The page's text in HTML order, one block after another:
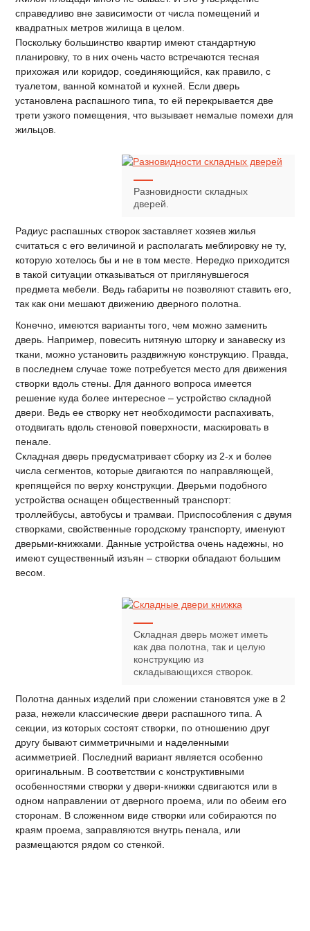
справедливо вне зависимости от числа помещений и
квадратных метров жилища в целом.
Поскольку большинство квартир имеют стандартную
планировку, то в них очень часто встречаются тесная
прихожая или коридор, соединяющийся, как правило, с
туалетом, ванной комнатой и кухней. Если дверь
установлена распашного типа, то ей перекрывается две
трети узкого помещения, что вызывает немалые помехи для
жильцов.
Разновидности складных
дверей.
Радиус распашных створок заставляет хозяев жилья
считаться с его величиной и располагать меблировку не ту,
которую хотелось бы и не в том месте. Нередко приходится
в такой ситуации отказываться от приглянувшегося
предмета мебели. Ведь габариты не позволяют ставить его,
так как они мешают движению дверного полотна.
Конечно, имеются варианты того, чем можно заменить
дверь. Например, повесить нитяную шторку и занавеску из
ткани, можно установить раздвижную конструкцию. Правда,
в последнем случае тоже потребуется место для движения
створки вдоль стены. Для данного вопроса имеется
решение куда более интересное – устройство складной
двери. Ведь ее створку нет необходимости распахивать,
отодвигать вдоль стеновой поверхности, маскировать в
пенале.
Складная дверь предусматривает сборку из 2-х и более
числа сегментов, которые двигаются по направляющей,
крепящейся по верху конструкции. Дверьми подобного
устройства оснащен общественный транспорт:
троллейбусы, автобусы и трамваи. Приспособления с двумя
створками, свойственные городскому транспорту, именуют
дверьми-книжками. Данные устройства очень надежны, но
имеют существенный изъян – створки обладают большим
весом.
Складная дверь может иметь
как два полотна, так и целую
конструкцию из
складывающихся створок.
Полотна данных изделий при сложении становятся уже в 2
раза, нежели классические двери распашного типа. А
секции, из которых состоят створки, по отношению друг
другу бывают симметричными и наделенными
асимметрией. Последний вариант является особенно
оригинальным. В соответствии с конструктивными
особенностями створки у двери-книжки сдвигаются или в
одном направлении от дверного проема, или по обеим его
сторонам. В сложенном виде створки или собираются по
краям проема, заправляются внутрь пенала, или
размещаются рядом со стенкой.